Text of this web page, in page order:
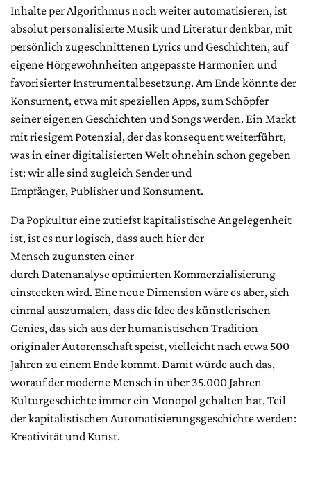
Inhalte per Algorithmus noch weiter automatisieren, ist
absolut personalisierte Musik und Literatur denkbar, mit
persönlich zugeschnittenen Lyrics und Geschichten, auf
eigene Hörgewohnheiten angepasste Harmonien und
favorisierter Instrumentalbesetzung. Am Ende könnte der
Konsument, etwa mit speziellen Apps, zum Schöpfer
seiner eigenen Geschichten und Songs werden. Ein Markt
mit riesigem Potenzial, der das konsequent weiterführt,
was in einer digitalisierten Welt ohnehin schon gegeben
ist: wir alle sind zugleich Sender und
Empfänger, Publisher und Konsument.
Da Popkultur eine zutiefst kapitalistische Angelegenheit
ist, ist es nur logisch, dass auch hier der
Mensch zugunsten einer
durch Datenanalyse optimierten Kommerzialisierung
einstecken wird. Eine neue Dimension wäre es aber, sich
einmal auszumalen, dass die Idee des künstlerischen
Genies, das sich aus der humanistischen Tradition
originaler Autorenschaft speist, vielleicht nach etwa 500
Jahren zu einem Ende kommt. Damit würde auch das,
worauf der moderne Mensch in über 35.000 Jahren
Kulturgeschichte immer ein Monopol gehalten hat, Teil
der kapitalistischen Automatisierungsgeschichte werden:
Kreativität und Kunst.